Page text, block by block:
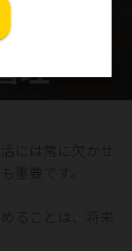
理
には常に欠かせ
重要です。
ることは、将来